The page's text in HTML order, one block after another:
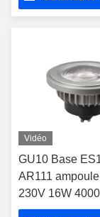
Vidéo
GU10 Base
AR111
230V 16W
degrés froid